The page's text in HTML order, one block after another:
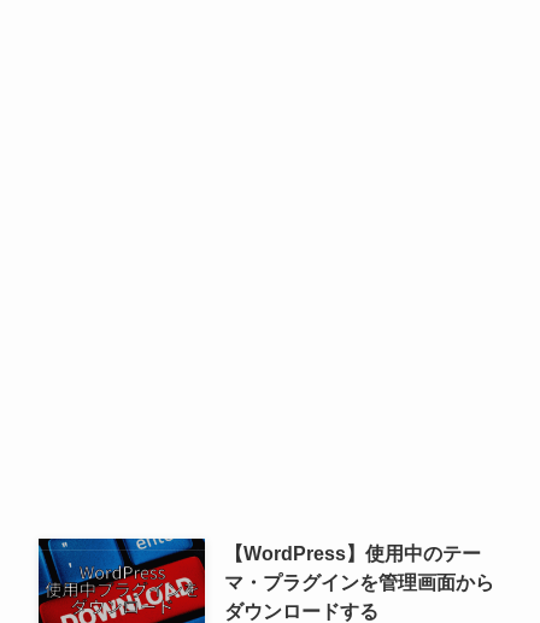
【WordPress】使用中のテー
マ・プラグインを管理画面から
ダウンロードする